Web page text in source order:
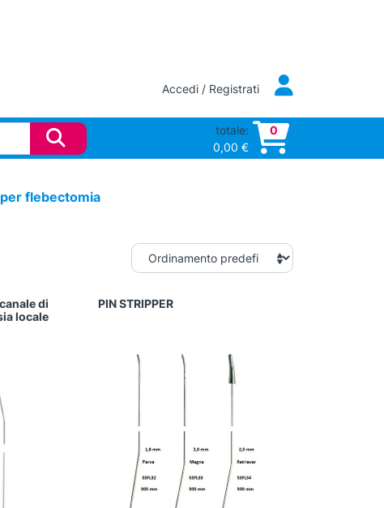
Accedi / Registrati
totale:
0,00 €
0
flebectomia
di
locale
PIN STRIPPER